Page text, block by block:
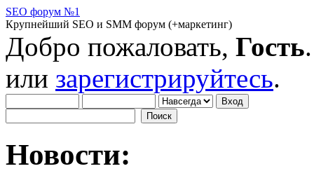
SEO форум №1
Крупнейший SEO и SMM форум (+маркетинг)
Добро пожаловать, Гость
или зарегистрируйтесь.
Новости: